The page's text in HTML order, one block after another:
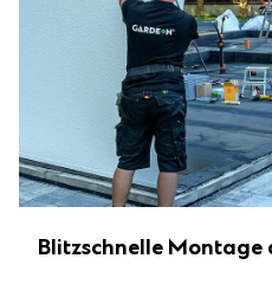
Blitzschnelle